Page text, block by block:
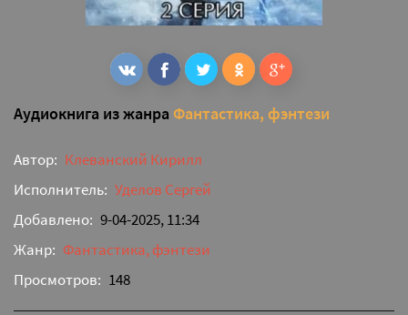
Аудиокнига из жанра Фантастика, фэнтези
Автор: Клеванский Кирилл
Исполнитель: Уделов Сергей
Добавлено: 9-04-2025, 11:34
Жанр: Фантастика, фэнтези
Просмотров: 148